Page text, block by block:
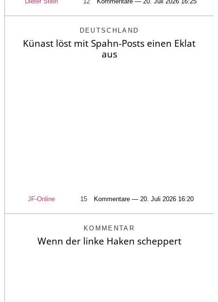
DEUTSCHLAND
Künast löst mit Spahn-Posts einen Eklat
aus
JF-Online 15 Kommentare — 20. Juli 2026 16:20
KOMMENTAR
Wenn der linke Haken scheppert